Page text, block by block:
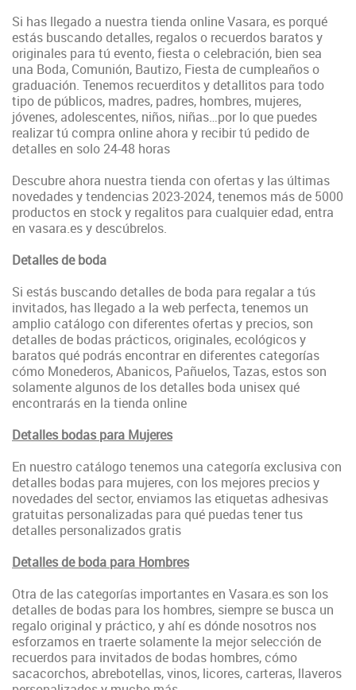
Si has llegado a nuestra tienda online Vasara, es porqué
estás buscando detalles, regalos o recuerdos baratos y
originales para tú evento, fiesta o celebración, bien sea
una Boda, Comunión, Bautizo, Fiesta de cumpleaños o
graduación. Tenemos recuerditos y detallitos para todo
tipo de públicos, madres, padres, hombres, mujeres,
jóvenes, adolescentes, niños, niñas…por lo que puedes
realizar tú compra online ahora y recibir tú pedido de
detalles en solo 24-48 horas
Descubre ahora nuestra tienda con ofertas y las últimas
novedades y tendencias 2023-2024, tenemos más de 5000
productos en stock y regalitos para cualquier edad, entra
en vasara.es y descúbrelos.
Detalles de boda
Si estás buscando detalles de boda para regalar a tús
invitados, has llegado a la web perfecta, tenemos un
amplio catálogo con diferentes ofertas y precios, son
detalles de bodas prácticos, originales, ecológicos y
baratos qué podrás encontrar en diferentes categorías
cómo Monederos, Abanicos, Pañuelos, Tazas, estos son
solamente algunos de los detalles boda unisex qué
encontrarás en la tienda online
Detalles bodas para Mujeres
En nuestro catálogo tenemos una categoría exclusiva con
detalles bodas para mujeres, con los mejores precios y
novedades del sector, enviamos las etiquetas adhesivas
gratuitas personalizadas para qué puedas tener tus
detalles personalizados gratis
Detalles de boda para Hombres
Otra de las categorías importantes en Vasara.es son los
detalles de bodas para los hombres, siempre se busca un
regalo original y práctico, y ahí es dónde nosotros nos
esforzamos en traerte solamente la mejor selección de
recuerdos para invitados de bodas hombres, cómo
sacacorchos, abrebotellas, vinos, licores, carteras, llaveros